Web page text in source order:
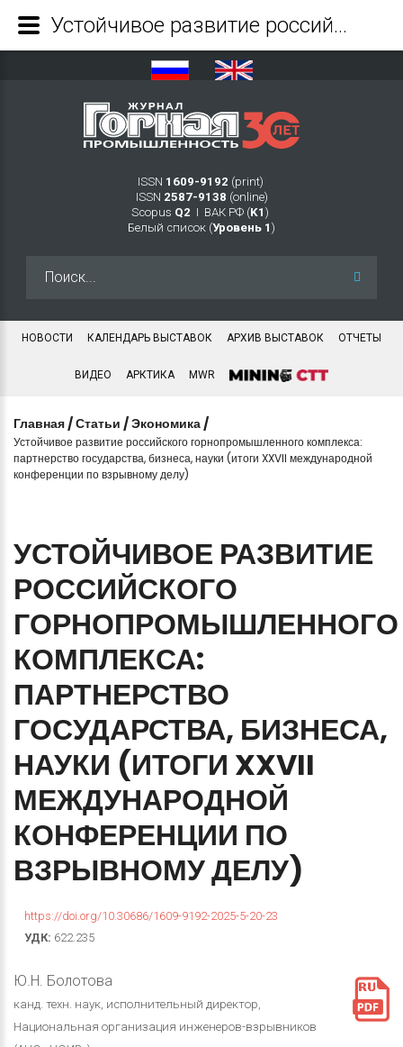
ISSN 1609-9192 (print)
ISSN 2587-9138 (online)
Scopus Q2 Ι ВАК РФ (K1 )
Белый список (Уровень 1 )
НОВОСТИ КАЛЕНДАРЬ ВЫСТАВОК АРХИВ ВЫСТАВОК ОТЧЕТЫ
ВИДЕО АРКТИКА MWR
Главная /Статьи /Экономика /
Устойчивое развитие российского горнопромышленного комплекса:
партнерство государства, бизнеса, науки (итоги XXVII международной
конференции по взрывному делу)
УСТОЙЧИВОЕ РАЗВИТИЕ
РОССИЙСКОГО
ГОРНОПРОМЫШЛЕННОГО
КОМПЛЕКСА:
ПАРТНЕРСТВО
ГОСУДАРСТВА, БИЗНЕСА,
НАУКИ (ИТОГИ XXVII
МЕЖДУНАРОДНОЙ
КОНФЕРЕНЦИИ ПО
ВЗРЫВНОМУДЕЛУ)
https://doi.org/10.30686/1609-9192-2025-5-20-23
УДК: 622.235
Ю.Н. Болотова
канд. техн. наук, исполнительный директор,
Национальная организация инженеров-взрывников
Устойчивое развитие российского горнопромышленного комплекса: партнерство государства, бизнеса, науки (итоги XXVII международной конференции по взрывному делу) - Журнал Горная промышленность